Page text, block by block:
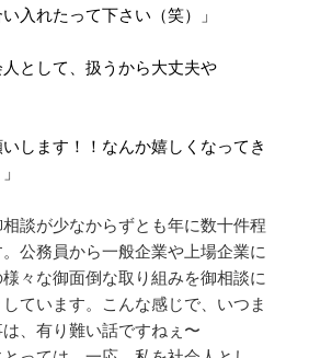
入れたって下さい（笑）」
として、扱うから大丈夫や
します！！なんか嬉しくなってき
談が少なからずとも年に数十件程
公務員から一般企業や上場企業に
々な御面倒な取り組みを御相談に
ています。こんな感じで、いつま
、有り難い話ですねぇ〜